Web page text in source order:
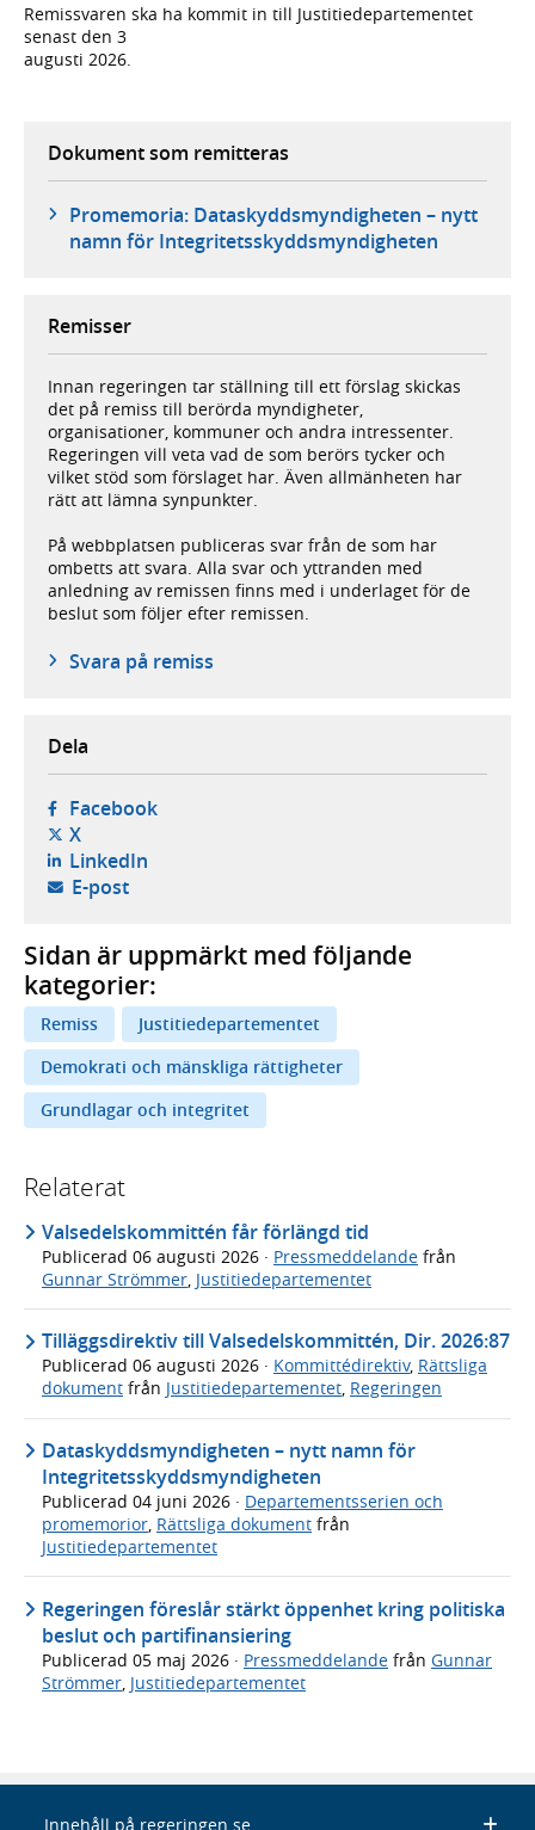
Remissvaren ska ha kommit in till Justitiedepartementet
senast den 3
augusti 2026.
Dokument som remitteras
Promemoria: Dataskyddsmyndigheten – nytt
namn för Integritetsskyddsmyndigheten
Remisser
Innan regeringen tar ställning till ett förslag skickas
det på remiss till berörda myndigheter,
organisationer, kommuner och andra intressenter.
Regeringen vill veta vad de som berörs tycker och
vilket stöd som förslaget har. Även allmänheten har
rätt att lämna synpunkter.
På webbplatsen publiceras svar från de som har
ombetts att svara. Alla svar och yttranden med
anledning av remissen finns med i underlaget för de
beslut som följer efter remissen.
Svara på remiss
Dela
Facebook- öppnas i ny flik, extern webbplats,
X- öppnas i ny flik, extern webbplats,
LinkedIn- öppnas i ny flik, extern webbplats,
E-post- öppnar din e-postklient,
Sidan är uppmärkt med följande
kategorier:
Remiss
Justitiedepartementet
Demokrati och mänskliga rättigheter
Grundlagar och integritet
Relaterat
Valsedelskommittén får förlängd tid
Publicerad 06 augusti 2026 · Pressmeddelande från
Gunnar Strömmer Justitiedepartementet
Tilläggsdirektiv till Valsedelskommittén, Dir. 2026:87
Publicerad 06 augusti 2026 · Kommittédirektiv, Rättsliga
dokument från Justitiedepartementet, Regeringen
Dataskyddsmyndigheten – nytt namn för
Integritetsskyddsmyndigheten
Publicerad 04 juni 2026 · Departementsserien och
promemorior, Rättsliga dokument från
Justitiedepartementet
Regeringen föreslår stärkt öppenhet kring politiska
beslut och partifinansiering
Publicerad 05 maj 2026 · Pressmeddelande från Gunnar
Strömmer Justitiedepartementet
Innehåll på regeringen.se